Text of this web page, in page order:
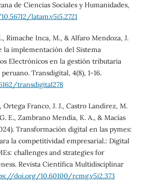
de Ciencias Sociales y Humanidades,
latam.v5i5.2721
Rimache Inca, M., & Alfaro Mendoza, J.
la implementación del Sistema
Electrónicos en la gestión tributaria
Transdigital, 4(8), 1-16.
transdigital278
Ortega Franco, J. J., Castro Landirez, M.
E., Zambrano Mendía, K. A., & Macías
Transformación digital en las pymes:
la competitividad empresarial.: Digital
challenges and strategies for
Revista Científica Multidisciplinar
doi.org/10.60100/rcmg.v5i2.373